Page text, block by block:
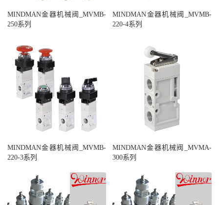
MINDMAN金器机械阀_MVMB-
250系列
MINDMAN金器机械阀_MVMB-
220-4系列
MINDMAN金器机械阀_MVMB-
220-3系列
MINDMAN金器机械阀_MVMA-
300系列